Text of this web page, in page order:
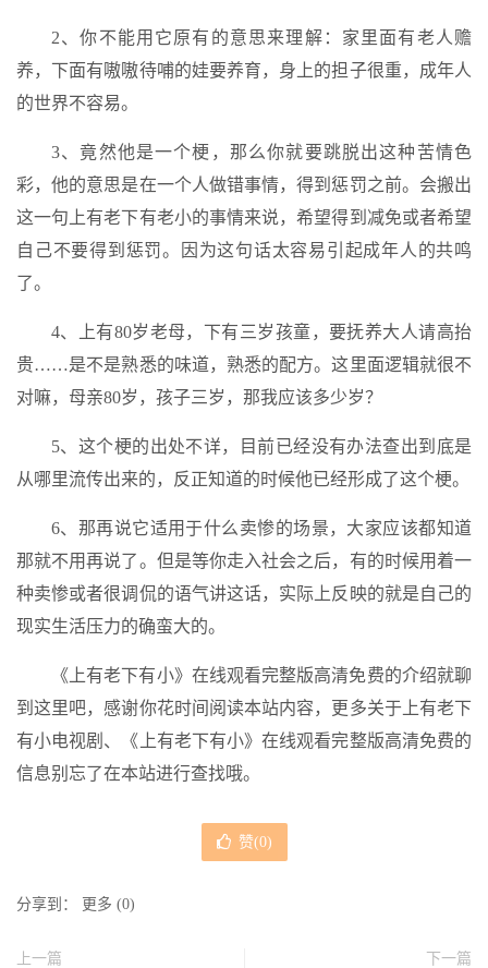
2、你不能用它原有的意思来理解：家里面有老人赡
养，下面有嗷嗷待哺的娃要养育，身上的担子很重，成年人
的世界不容易。
3、竟然他是一个梗，那么你就要跳脱出这种苦情色
彩，他的意思是在一个人做错事情，得到惩罚之前。会搬出
这一句上有老下有老小的事情来说，希望得到减免或者希望
自己不要得到惩罚。因为这句话太容易引起成年人的共鸣
了。
4、上有80岁老母，下有三岁孩童，要抚养大人请高抬
贵……是不是熟悉的味道，熟悉的配方。这里面逻辑就很不
对嘛，母亲80岁，孩子三岁，那我应该多少岁？
5、这个梗的出处不详，目前已经没有办法查出到底是
从哪里流传出来的，反正知道的时候他已经形成了这个梗。
6、那再说它适用于什么卖惨的场景，大家应该都知道
那就不用再说了。但是等你走入社会之后，有的时候用着一
种卖惨或者很调侃的语气讲这话，实际上反映的就是自己的
现实生活压力的确蛮大的。
《上有老下有小》在线观看完整版高清免费的介绍就聊
到这里吧，感谢你花时间阅读本站内容，更多关于上有老下
有小电视剧、《上有老下有小》在线观看完整版高清免费的
信息别忘了在本站进行查找哦。
赞(0)
分享到： 更多 (0)
上一篇
下一篇